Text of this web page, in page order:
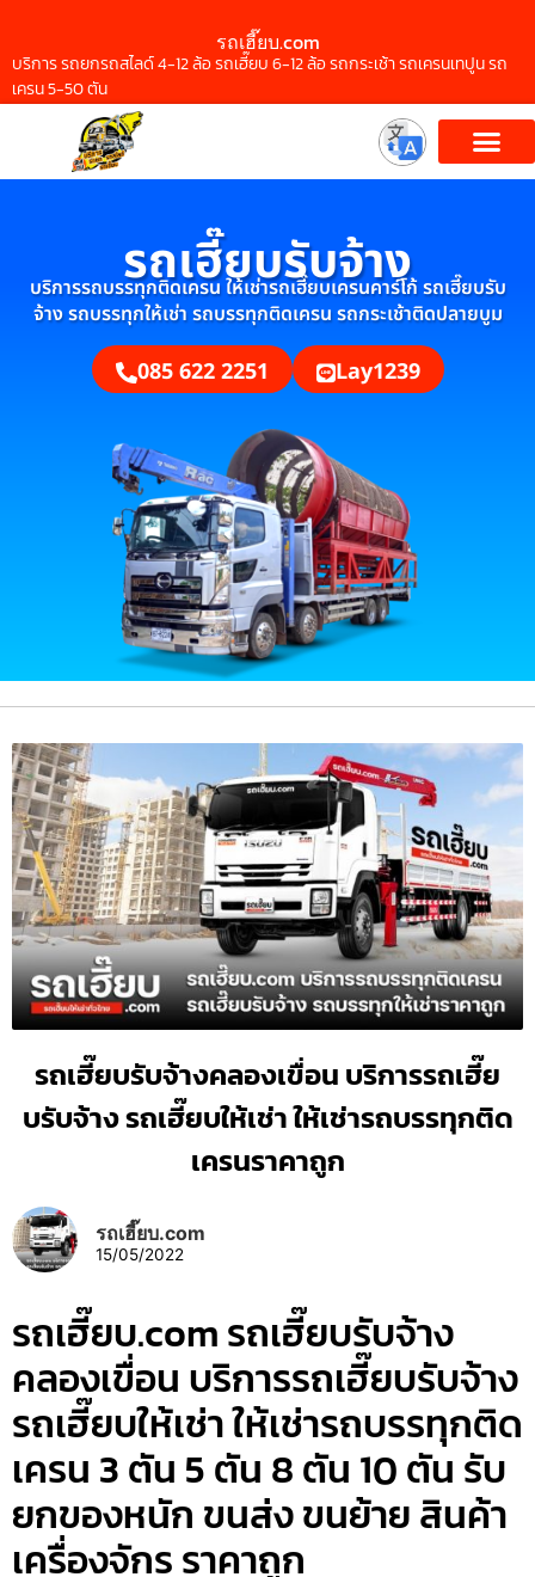
รถเฮี๊ยบ.com
บริการ รถยกรถสไลด์ 4-12 ล้อ รถเฮี๊ยบ 6-12 ล้อ รถกระเช้า รถเครนเทปูน รถ
เครน 5-50 ตัน
รถเฮี๊ยบรับจ้าง
บริการรถบรรทุกติดเครน ให้เช่ารถเฮี๊ยบเครนคาร์โก้ รถเฮี๊ยบรับ
จ้าง รถบรรทุกให้เช่า รถบรรทุกติดเครน รถกระเช้าติดปลายบูม
085 622 2251 Lay1239
รถเฮี๊ยบรับจ้างคลองเขื่อน บริการรถเฮี๊ย
บรับจ้าง รถเฮี๊ยบให้เช่า ให้เช่ารถบรรทุกติด
เครนราคาถูก
รถเฮี๊ยบ.com
15/05/2022
รถเฮี๊ยบ.com รถเฮี๊ยบรับจ้าง
คลองเขื่อน บริการรถเฮี๊ยบรับจ้าง
รถเฮี๊ยบให้เช่า ให้เช่ารถบรรทุกติด
เครน 3 ตัน 5 ตัน 8 ตัน 10 ตัน รับ
ยกของหนัก ขนส่ง ขนย้าย สินค้า
เครื่องจักร ราคาถูก